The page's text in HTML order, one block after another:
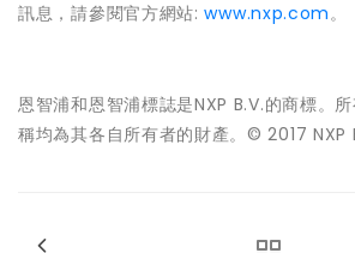
訊息，請參閱官方網站:www.nxp.com。
恩智浦和恩智浦標誌是NXP B.V.的商標。
稱均為其各自所有者的財產。© 2017 NXP